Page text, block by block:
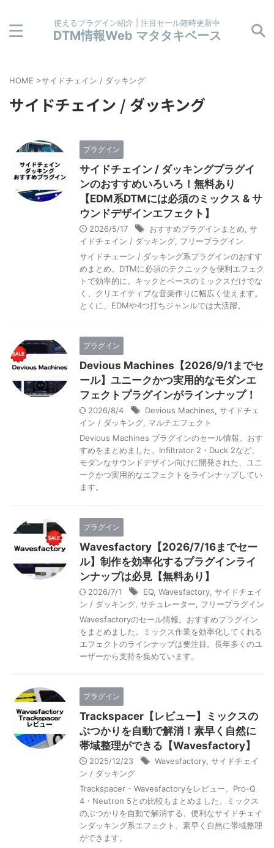
使えるプラグイン紹介 | 注目セール随時更新中
DTM情報Web マタタキベース
HOME >サイドチェイン / ダッキング
サイドチェイン / ダッキング
プラグイン
サイドチェイン / ダッキングプラグイ
ンのおすすめいろいろ！無料あり
【EDM系DTMには必須のミックス & サ
ウンドデザインエフェクト】
2026/5/17 おすすめプラグインまとめ サ
イドチェイン / ダッキング フリープラグイン
サイドチェーン / ダッキング系プラグインのおすす
めまとめ。DTMに必須のテクニックを便利エフェク
トで効率的に。キックとベースのミックスだけでな
く、クリエイティブな音楽作りに幅広く使えます。
とくに、EDMや4つ打ちジャンルでは大活躍。
プラグイン
Devious Machines【2026/9/1までセ
ール】ユニークかつ実用的なモダンエ
フェクトプラグインがラインナップ！
2026/8/4 Devious Machines サイドチェ
イン / ダッキング マルチエフェクト
Devious Machines プラグインのセール情報。おす
すめをまとめました。Infiltrator 2・Duck 2など、
モダンなサウンドデザイン向けに開発された、ユニ
ークかつ実用的なエフェクトをラインナップしてい
ます。
プラグイン
Wavesfactory【2026/7/16までセー
ル】制作を効率化するプラグインライ
ンナップは必見【無料あり】
2026/7/1 EQ Wavesfactory サイドチェイ
ン / ダッキング サチュレーター
フリープラグイン
Wavesfactoryのセール情報。おすすめプラグイン
をまとめました。ミックス作業を効率化してくれる
エフェクトのラインナップは要注目。長年多くのユ
ーザーから支持を集めています。
プラグイン
Trackspacer【レビュー】ミックスの
ぶつかりを自動で解消！素早く自然に
帯域整理ができる【Wavesfactory】
2025/12/23 Wavesfactory サイドチェイ
ン / ダッキング
Trackspacer - Wavesfactoryをレビュー。Pro-Q
4・Neutron 5との比較もまとめました。ミックス
のぶつかりを自動で解消する、便利なサイドチェイ
ンダッキング系エフェクト。素早く自然に帯域整理
ができます。